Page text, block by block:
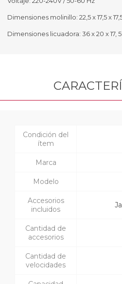
Dimensiones molinillo: 22,5 x 17,5 x
Dimensiones licuadora: 36 x 20 x 17,
Condición del
ítem
Marca
Modelo
Accesorios
incluidos
Cantidad de
accesorios
Cantidad de
velocidades